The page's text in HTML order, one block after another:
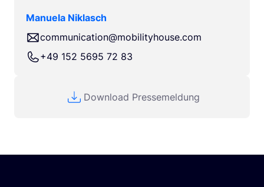
Manuela Niklasch
communication@mobilityhouse.com
+49 152 5695 72 83
Download Pressemeldung